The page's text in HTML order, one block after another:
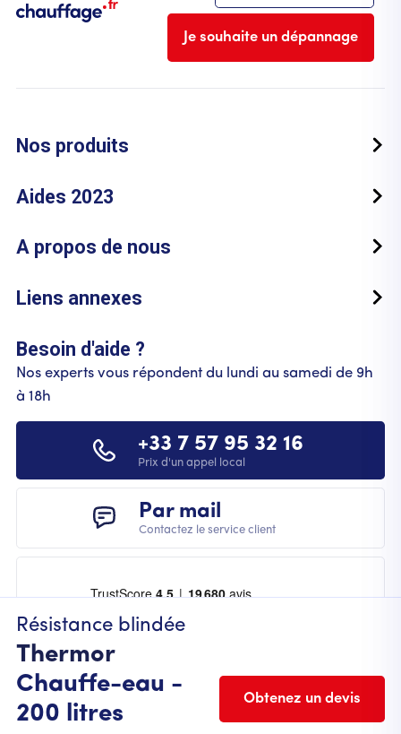
Résistance blindée
Thermor
Chauffe-eau -
200 litres
Obtenez un devis
Je souhaite un dépannage
Nos produits
Aides 2023
A propos de nous
Liens annexes
Besoin d'aide ?
Nos experts vous répondent du lundi au samedi de 9h
à 18h
+33 7 57 95 32 16
Prix d'un appel local
Par mail
Contactez le service client